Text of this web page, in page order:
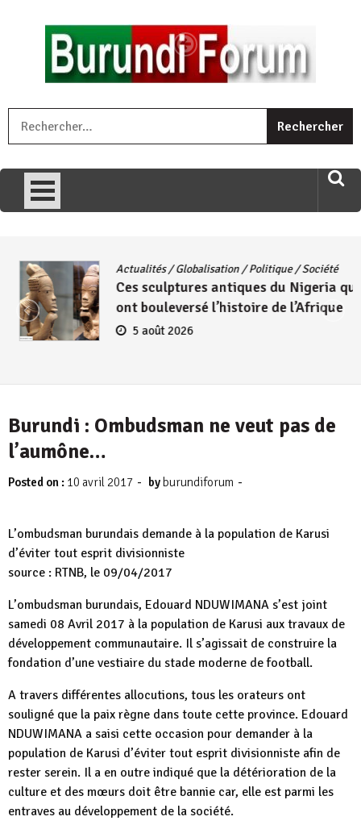
umariye umuryango wawe canke igihugu cakwibarutse .Wewe
uri ngaha ndagusigiye iki kibazo : Uriko ukora iki kugira ngo
Actualités/Globalisation/Politique/Société
Ces sculptures antiques du Nigeria qui
ont bouleversé l’histoire de l’Afrique
5 août 2026
Burundi : Ombudsman ne veut pas de
l’aumône…
Posted on : 10 avril 2017 - by burundiforum -
L’ombudsman burundais demande à la population de Karusi
d’éviter tout esprit divisionniste
source : RTNB, le 09/04/2017
L’ombudsman burundais, Edouard NDUWIMANA s’est joint
samedi 08 Avril 2017 à la population de Karusi aux travaux de
développement communautaire. Il s’agissait de construire la
fondation d’une vestiaire du stade moderne de football.
A travers différentes allocutions, tous les orateurs ont
souligné que la paix règne dans toute cette province. Edouard
NDUWIMANA a saisi cette occasion pour demander à la
population de Karusi d’éviter tout esprit divisionniste afin de
rester serein. Il a en outre indiqué que la détérioration de la
culture et des mœurs doit être bannie car, elle est parmi les
entraves au développement de la société.